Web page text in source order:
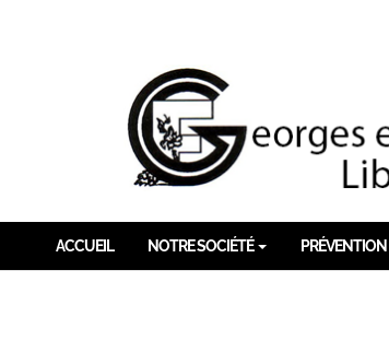
ACCUEIL NOTRE SOCIÉTÉ